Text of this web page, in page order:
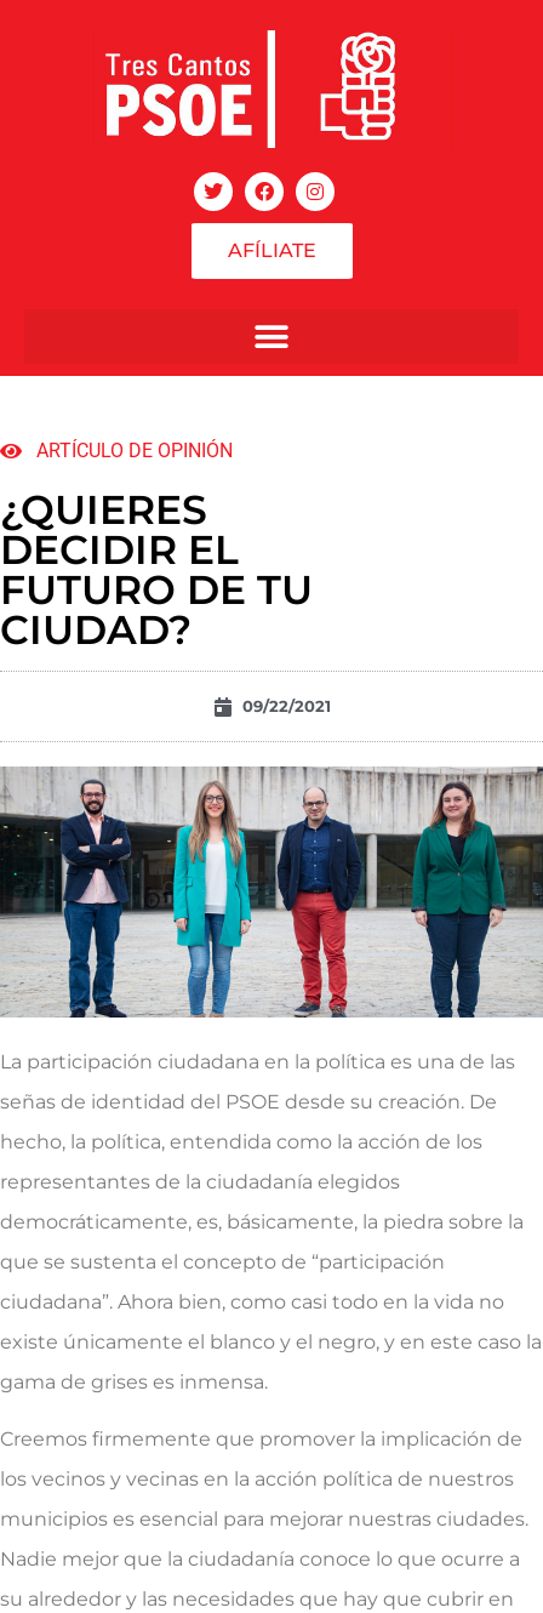
AFÍLIATE
ARTÍCULO DE OPINIÓN
¿QUIERES
DECIDIR EL
FUTURO DE TU
CIUDAD?
09/22/2021
La participación ciudadana en la política es una de las
señas de identidad del PSOE desde su creación. De
hecho, la política, entendida como la acción de los
representantes de la ciudadanía elegidos
democráticamente, es, básicamente, la piedra sobre la
que se sustenta el concepto de “participación
ciudadana”. Ahora bien, como casi todo en la vida no
existe únicamente el blanco y el negro, y en este caso la
gama de grises es inmensa.
Creemos firmemente que promover la implicación de
los vecinos y vecinas en la acción política de nuestros
municipios es esencial para mejorar nuestras ciudades.
Nadie mejor que la ciudadanía conoce lo que ocurre a
su alrededor y las necesidades que hay que cubrir en